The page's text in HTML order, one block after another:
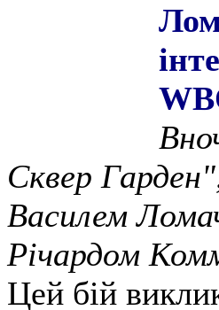
Сквер
Василем
Річардом
Цей бій